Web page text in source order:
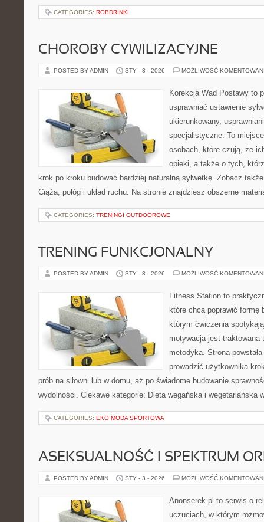
CATEGORIES: ROBDRINKI
CHOROBY CYWILIZACYJNE
POSTED BY ADMIN STY - 3 - 2026 MOŻLIWOŚĆ
Korekcja Wad Postawy to
usprawniać ustawienie
ukierunkowany,
specjalistyczne. To
osobach, które czują, że
opieki, a także o tych,
krok po kroku budować bardziej naturalną sylwetkę. Zobacz także
Ciąża, połóg i układ ruchu. Na stronie znajdziesz obszerne
CATEGORIES: TRENINGI OUTDOOROWE
TRENING FUNKCJONALNY
POSTED BY ADMIN STY - 3 - 2026 MOŻLIWOŚĆ
Fitness Station to
które chcą poprawić formę
którym ćwiczenia
motywacja jest traktowana
metodyka. Strona
prowadzić użytkownika
prób na siłowni lub w domu, aż po świadome budowanie
wydolności. Ciekawe kategorie: Dieta wegańska i wegetariańska
CATEGORIES: EKO MODA SPORTOWA
ASEKSUALNOŚĆ I SPEKTRUM
POSTED BY ADMIN STY - 3 - 2026 MOŻLIWOŚĆ
Anonserek.pl to serwis o
uczuciach, w którym